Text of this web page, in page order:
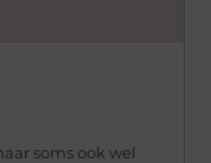
soms ook wel